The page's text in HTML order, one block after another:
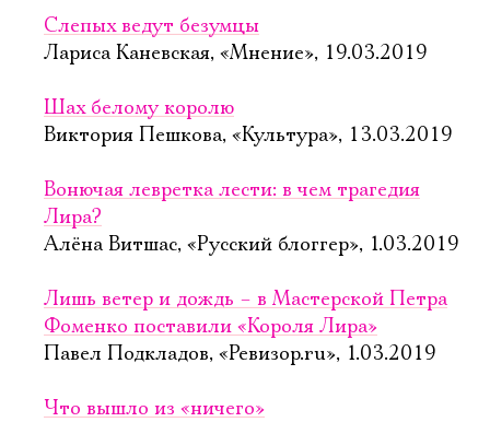
Слепых ведут безумцы
Лариса Каневская, «Мнение», 19.03.2019
Шах белому королю
Виктория Пешкова, «Культура», 13.03.2019
Вонючая левретка лести: в чем трагедия
Лира?
Алёна Витшас, «Русский блоггер», 1.03.2019
Лишь ветер и дождь – в Мастерской Петра
Фоменко поставили «Короля Лира»
Павел Подкладов, «Ревизор.ru», 1.03.2019
Что вышло из «ничего»